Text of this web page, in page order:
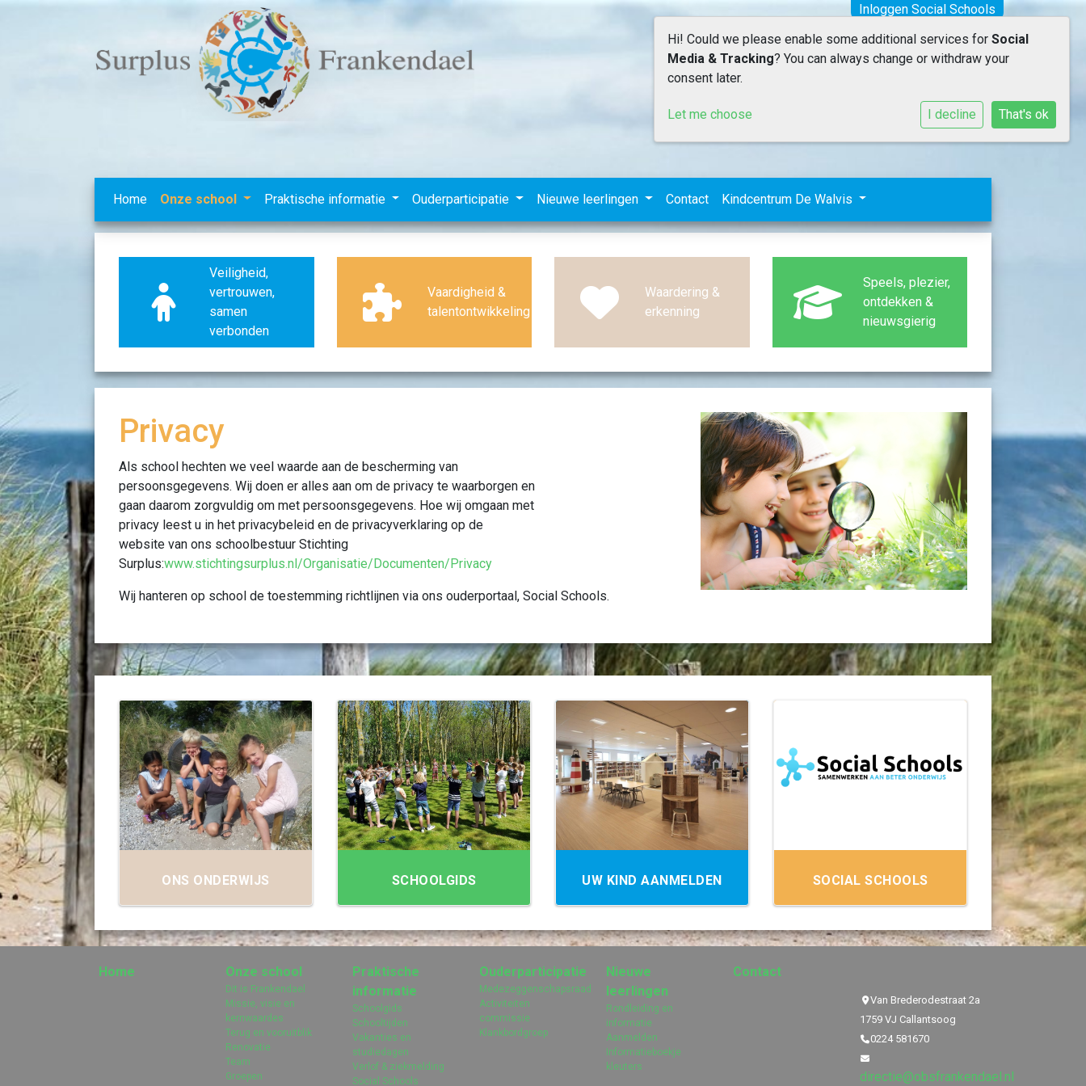
Inloggen Social Schools
Home Onze school Praktische informatie Ouderparticipatie Nieuwe leerlingen Contact Kindcentrum De Walvis
Veiligheid,
vertrouwen,
samen
verbonden
Vaardigheid &
talentontwikkeling
Waardering &
erkenning
Speels, plezier,
ontdekken &
nieuwsgierig
Privacy
Als school hechten we veel waarde aan de bescherming van
persoonsgegevens. Wij doen er alles aan om de privacy te waarborgen en
gaan daarom zorgvuldig om met persoonsgegevens. Hoe wij omgaan met
privacy leest u in het privacybeleid en de privacyverklaring op de
website van ons schoolbestuur Stichting
Surplus:www.stichtingsurplus.nl/Organisatie/Documenten/Privacy
Wij hanteren op school de toestemming richtlijnen via ons ouderportaal, Social Schools.
ONS ONDERWIJS SCHOOLGIDS UW KIND AANMELDEN SOCIAL SCHOOLS
Home Onze school
Dit is Frankendael
Missie, visie en
kernwaardes
Terug en vooruitblik
Renovatie
Team
Groepen
Praktische
informatie
Schoolgids
Schooltijden
Vakanties en
studiedagen
Verlof & ziekmelding
Social Schools
Ouderparticipatie
Medezeggenschapsraad
Activiteiten
commissie
Klankbordgroep
Nieuwe
leerlingen
Rondleiding en
informatie
Aanmelden
Informatieboekje
kleuters
Contact
Van Brederodestraat 2a
1759 VJ Callantsoog
0224 581670
directie@obsfrankendael.nl
Hi! Could we please enable some additional services for Social
Media & Tracking? You can always change or withdraw your
consent later.
Let me choose I decline That's ok